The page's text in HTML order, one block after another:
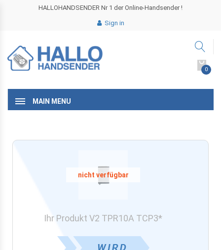
HALLOHANDSENDER Nr 1 der Online-Handsender !
Sign in
0
MAIN MENU
Ihr Produkt V2 TPR10A TCP3*